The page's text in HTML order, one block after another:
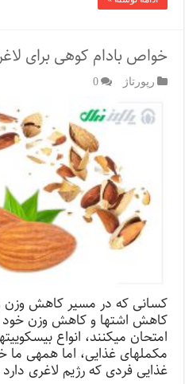
خواص بادام کوهی برای
رپورتاژ‌ 0
کسانی که در مسیر کاهش وزن و
کاهش اشتها و کاهش وزن خود
امتحان می­کنند، انواع
مکمل­های غذایی، اما همه­ی ما
غذایی فردی که رژیم لاغری